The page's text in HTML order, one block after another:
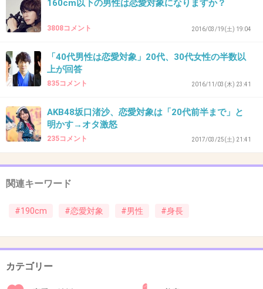
41. 匿名2017/04/10(月) 16:25:11
42. 匿名2017/04/10(月) 16:25:13
問題は身長ではない
43. 匿名 2017/04/10(月) 16:25:15
+211 -58
160cm以下の男性は恋愛対象になりますか？
3808コメント 2016/03/19(土) 19:04
「40代男性は恋愛対象」20代、30代女性の半数以
上が回答
835コメント 2016/11/03(木) 23:41
AKB48坂口渚沙、恋愛対象は「20代前半まで」と
明かす→オタ激怒
235コメント 2017/03/25(土) 21:41
関連キーワード
#190cm #恋愛対象 #男性 #身長
カテゴリー